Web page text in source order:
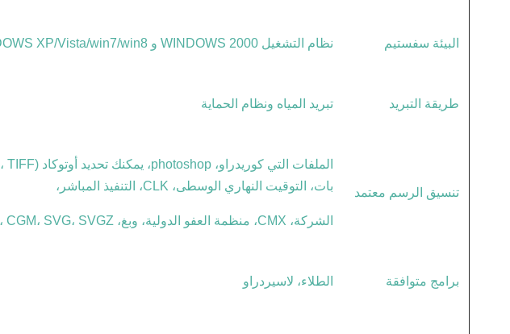
البيئة سفستيم نظام التشغيل WINDOWS 2000 و WINDOWS XP/Vista/win7/win8
طريقة التبريد تبريد المياه ونظام الحماية
تنسيق الرسم معتمد
بات، التوقيت النهاري الوسطى، CLK، التنفيذ المباشر،
الشركة، CMX، منظمة العفو الدولية، وبغ، WMF، EMF، CGM، SVG، SVGZ، والبراءات، FMV، جوهره، CMX)
برامج متوافقة الطلاء، لاسيردراو